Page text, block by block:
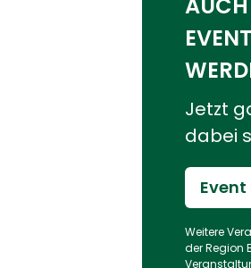
Jetzt
dabei
Weitere
der Region